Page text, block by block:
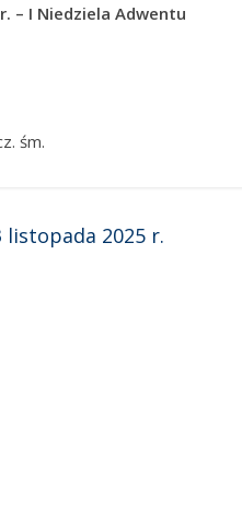
– I Niedziela Adwentu
śm.
listopada 2025 r.